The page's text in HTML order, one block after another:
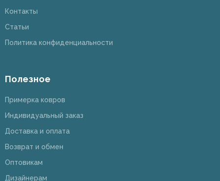
Контакты
Статьи
Политика конфиденциальности
Полезное
Примерка ковров
Индивидуальный заказ
Доставка и оплата
Возврат и обмен
Оптовикам
Дизайнерам